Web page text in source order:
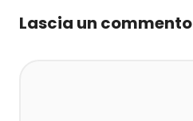
Lascia un commento